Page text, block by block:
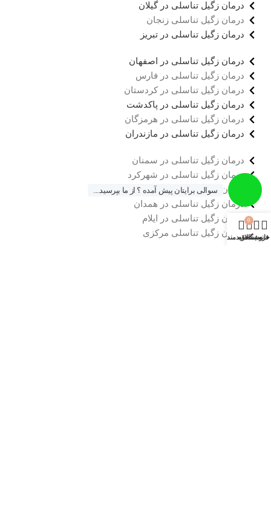
درمان زگیل تناسلی در گیلان
درمان زگیل تناسلی زنجان
درمان زگیل تناسلی در تبریز
درمان زگیل تناسلی در اصفهان
درمان زگیل تناسلی در فارس
درمان زگیل تناسلی در کردستان
درمان زگیل تناسلی در پاکدشت
درمان زگیل تناسلی در هرمزگان
درمان زگیل تناسلی در مازندران
درمان زگیل تناسلی در سمنان
درمان زگیل تناسلی در شهرکرد
درمان زگیل تناسلی در خوزستان
درمان زگیل تناسلی در همدان
درمان زگیل تناسلی در ایلام
درمان زگیل تناسلی مرکزی
سوالی برایتان پیش آمده ؟ از ما بپرسید....
خانه
فروشگاه
0
سبد خرید
علاقه مندی